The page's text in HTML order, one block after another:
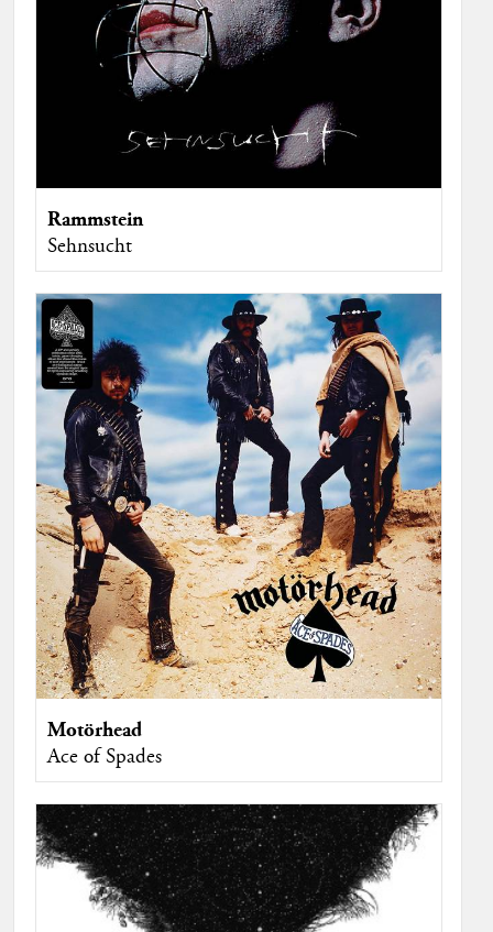
Rammstein
Sehnsucht
Motörhead
Ace of Spades